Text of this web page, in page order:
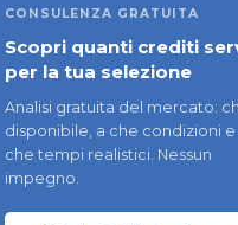
CONSULENZA GRATUITA
Scopri quanti crediti
per la tua selezione
Analisi gratuita del mercato:
disponibile, a che condizioni e
che tempi realistici. Nessun
impegno.